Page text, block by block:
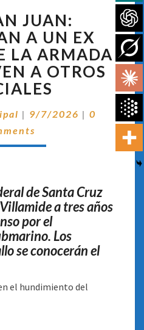
SAN
JUAN:
CONDENAN
A
UN
EX
DE
LA
OTROS
OFICIALES
JUAN:
A UN EX
LA ARMADA
A OTROS
| 9/7/2026 | 0
de Santa Cruz
a tres años
por el
Los
se conocerán el